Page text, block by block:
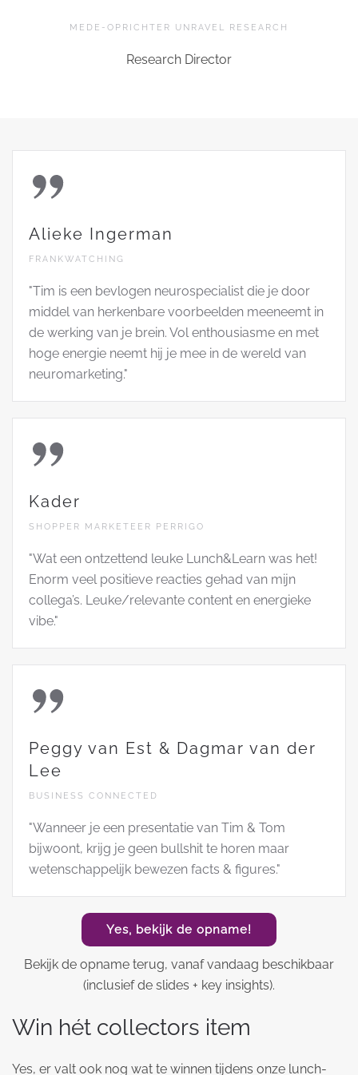
MEDE-OPRICHTER UNRAVEL RESEARCH
Research Director
Alieke Ingerman
FRANKWATCHING
"Tim is een bevlogen neurospecialist die je door
middel van herkenbare voorbeelden meeneemt in
de werking van je brein. Vol enthousiasme en met
hoge energie neemt hij je mee in de wereld van
neuromarketing."
Kader
SHOPPER MARKETEER PERRIGO
"Wat een ontzettend leuke Lunch&Learn was het!
Enorm veel positieve reacties gehad van mijn
collega’s. Leuke/relevante content en energieke
vibe."
Peggy van Est & Dagmar van der
Lee
BUSINESS CONNECTED
"Wanneer je een presentatie van Tim & Tom
bijwoont, krijg je geen bullshit te horen maar
wetenschappelijk bewezen facts & figures."
Yes, bekijk de opname!
Bekijk de opname terug, vanaf vandaag beschikbaar
(inclusief de slides + key insights).
Win hét collectors item
Yes, er valt ook nog wat te winnen tijdens onze lunch-